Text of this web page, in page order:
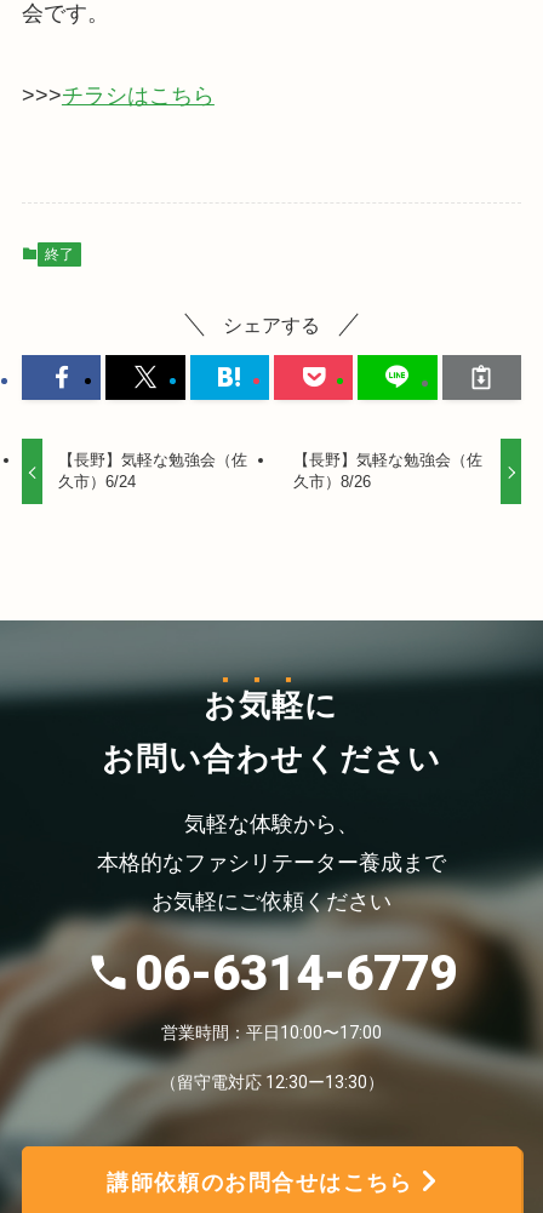
会です。
>>>チラシはこちら
終了
シェアする
【長野】気軽な勉強会（佐
久市）6/24
【長野】気軽な勉強会（佐
久市）8/26
お気軽に
お問い合わせください
気軽な体験から、
本格的なファシリテーター養成まで
お気軽にご依頼ください
06-6314-6779
営業時間：平日10:00〜17:00
（留守電対応 12:30ー13:30）
講師依頼のお問合せはこちら